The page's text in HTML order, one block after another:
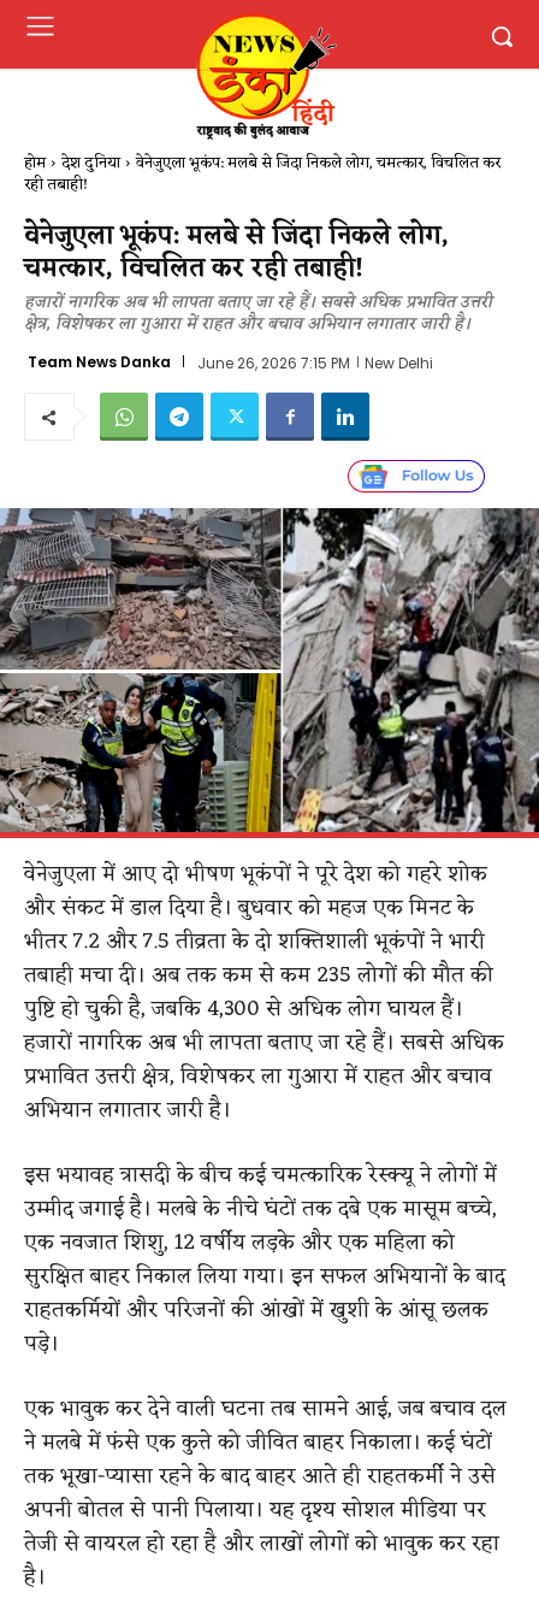
होम देश दुनिया वेनेजुएला भूकंप: मलबे से जिंदा निकले लोग, चमत्कार​, विचलित कर
रही तबाही​!
वेनेजुएला भूकंप: मलबे से जिंदा निकले लोग,
चमत्कार​, विचलित कर रही तबाही​!
हजारों नागरिक अब भी लापता बताए जा रहे हैं। सबसे अधिक प्रभावित उत्तरी
क्षेत्र, विशेषकर ला गुआरा में राहत और बचाव अभियान लगातार जारी है।
Team News Danka June 26, 2026 7:15 PM New Delhi
वेनेजुएला में आए दो भीषण भूकंपों ने पूरे देश को गहरे शोक
और संकट में डाल दिया है। बुधवार को महज एक मिनटके
भीतर 7.2 और 7.5 तीव्रता के दो शक्तिशाली भूकंपों ने भारी
तबाही मचा दी। अब तक कम से कम 235 लोगों की मौत की
पुष्टि हो चुकी है, जबकि 4,300 से अधिक लोग घायल हैं।
हजारों नागरिक अब भी लापता बताए जा रहे हैं। सबसे अधिक
प्रभावित उत्तरी क्षेत्र, विशेषकर ला गुआरा में राहत और बचाव
अभियान लगातार जारी है।
इस भयावह त्रासदी के बीच कई चमत्कारिक रेस्क्यू ने लोगों में
उम्मीद जगाई है। मलबे के नीचे घंटों तक दबे एक मासूम बच्चे,
एक नवजात शिशु, 12 वर्षीय लड़के और एक महिला को
सुरक्षित बाहर निकाल लिया गया। इन सफल अभियानों के बाद
राहतकर्मियों और परिजनों की आंखों में खुशी के आंसू छलक
पड़े।
एक भावुक कर देने वाली घटना तब सामने आई, जब बचाव दल
ने मलबे में फंसे एक कुत्ते को जीवित बाहर निकाला। कई घंटों
तक भूखा-प्यासा रहने के बाद बाहर आते ही राहतकर्मी ने उसे
अपनी बोतल से पानी पिलाया। यह दृश्य सोशल मीडिया पर
तेजी से वायरल हो रहा है और लाखों लोगों को भावुक कर रहा
है।